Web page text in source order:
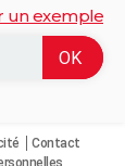
un exemple
Contact